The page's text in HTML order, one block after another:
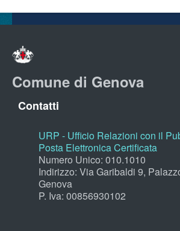
Comune di Genova
Contatti
URP - Ufficio Relazioni con il
Posta Elettronica Certificata
Numero Unico: 010.1010
Indirizzo: Via Garibaldi 9,
Genova
P. Iva: 00856930102